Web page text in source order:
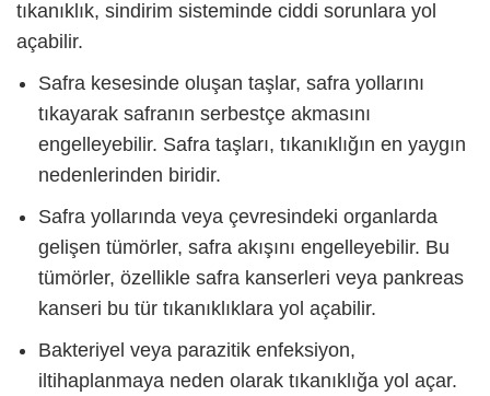
tıkanıklık, sindirim sisteminde ciddi sorunlara yol
açabilir.
Safra kesesinde oluşan taşlar, safra yollarını
tıkayarak safranın serbestçe akmasını
engelleyebilir. Safra taşları, tıkanıklığın en yaygın
nedenlerinden biridir.
Safra yollarında veya çevresindeki organlarda
gelişen tümörler, safra akışını engelleyebilir. Bu
tümörler, özellikle safra kanserleri veya pankreas
kanseri bu tür tıkanıklıklara yol açabilir.
Bakteriyel veya parazitik enfeksiyon,
iltihaplanmaya neden olarak tıkanıklığa yol açar.